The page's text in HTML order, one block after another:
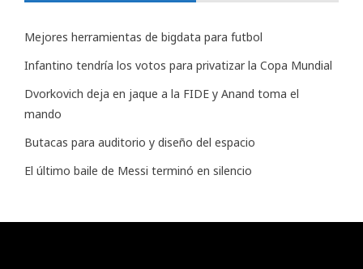
Mejores herramientas de bigdata para futbol
Infantino tendría los votos para privatizar la Copa Mundial
Dvorkovich deja en jaque a la FIDE y Anand toma el
mando
Butacas para auditorio y diseño del espacio
El último baile de Messi terminó en silencio